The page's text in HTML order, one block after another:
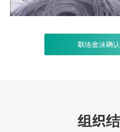
联络金涞确
组织